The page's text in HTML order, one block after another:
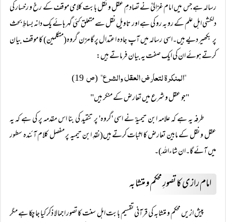
رسالہ ہے جس میں امام غزالیؒ نے تصادمِ عقل و نقل بابت کلامی موقف کے رخ و رخسار کی
دلکشی اہل علم کے رو بہ رو کی ہے اور تاویلِ نقل سے متعلق کئی گہر ہائے یک دانہ بساطِ بحث
پر بکھیر دیے ہیں۔اسی رسالہ میں آپ جادہ اعتدال پر گامزن گروہ(متکلمین) کا موقف بیان
کرتے ہوئے ان کی ایک صفت یہ بیان فرماتے ہیں:
"المنکرۃ لتعارض العقل والشرع" (ص19)
"جو عقل و شرع میں تعارض کے منکر ہیں"
طرفہ یہ ہے کہ علامہ ابن تیمیہؒ نے اسی 'گروہ' پر تنقید کی بنا اس مقدمہ پر کی ہے کہ یہ
عقل و نقل کے مابین تعارض کا اثبات کرتے ہیں(نقدِ ابن تیمیہ پر مفصل کلام آئندہ سطور
میں آئے گا۔ان شاءاللہ)۔
امام رازی کا تصورِ محکم و متشابہ
پیش ازیں محکم و متشابہ کی قرآنی تقسیم بابت اہل سنت کا تصور اجمالا ذکر کیا جا چکا ہے مگر